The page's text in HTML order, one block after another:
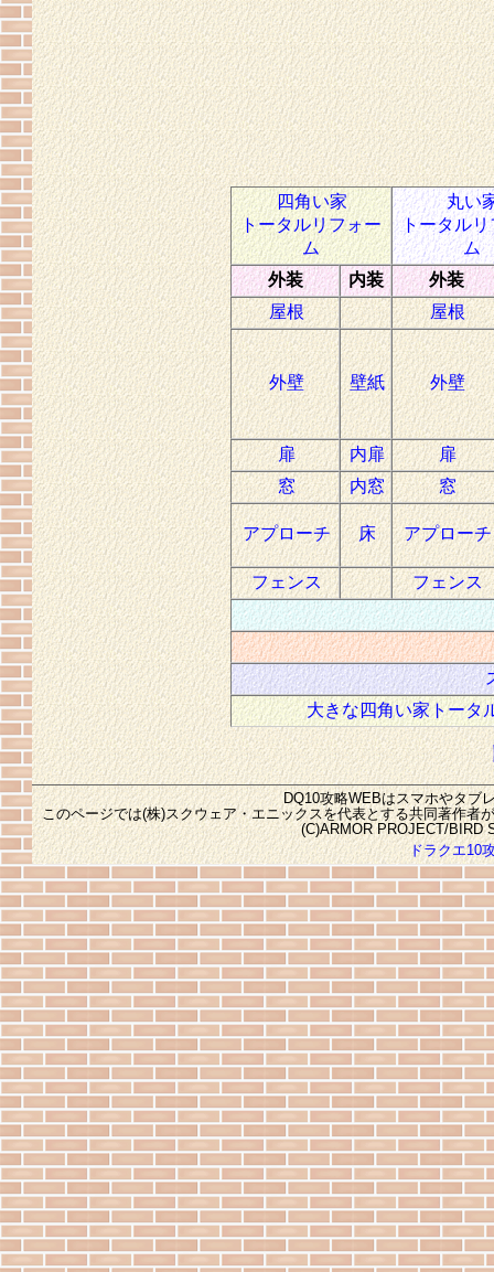
四角い家
トータルリフォー
ム
丸い
トータル
ム
外装
内装
外装
屋根
屋根
外壁 壁紙 外壁
扉 内扉
扉
窓
内窓 窓
アプローチ 床 アプローチ
フェンス フェンス
大きな四角い家トータ
DQ10攻略WEBはスマホやタブ
このページでは(株)スクウェア・エニックスを代表とする共同著作者
(C)ARMOR PROJECT/BIRD
ドラクエ10